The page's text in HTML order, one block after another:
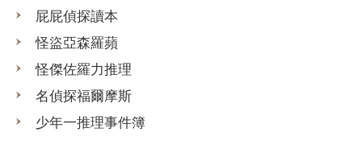
科學推理，一起來破案